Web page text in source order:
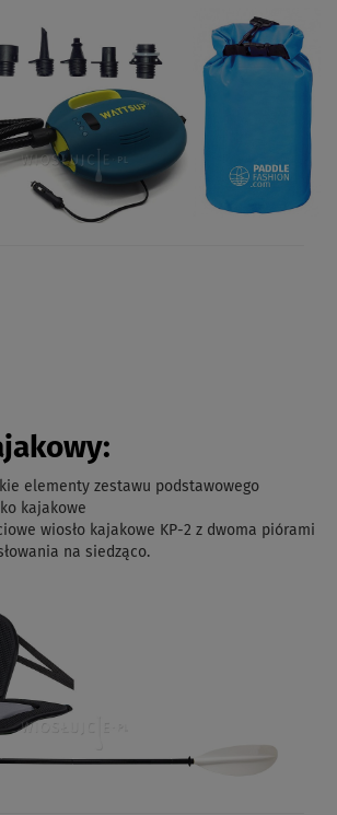
elementy zestawu podstawowego
kajakowe
wiosło kajakowe KP-2 z dwoma piórami
na siedząco.